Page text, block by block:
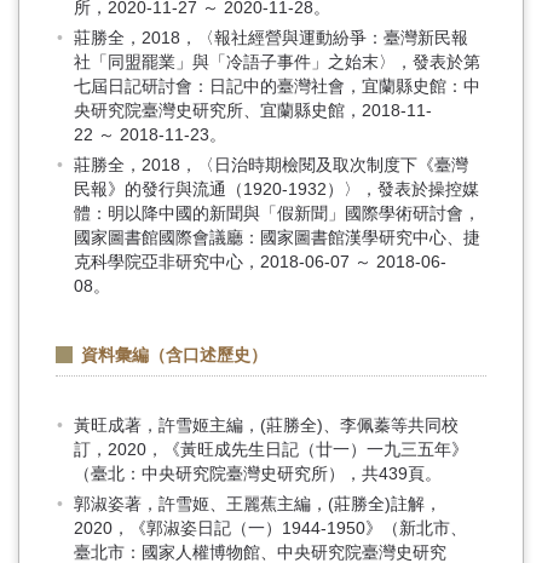
所，2020-11-27 ～ 2020-11-28。
莊勝全，2018，〈報社經營與運動紛爭：臺灣新民報
社「同盟罷業」與「冷語子事件」之始末〉，發表於第
七屆日記研討會：日記中的臺灣社會，宜蘭縣史館：中
央研究院臺灣史研究所、宜蘭縣史館，2018-11-
22 ～ 2018-11-23。
莊勝全，2018，〈日治時期檢閱及取次制度下《臺灣
民報》的發行與流通（1920-1932）〉，發表於操控媒
體：明以降中國的新聞與「假新聞」國際學術研討會，
國家圖書館國際會議廳：國家圖書館漢學研究中心、捷
克科學院亞非研究中心，2018-06-07 ～ 2018-06-
08。
資料彙編（含口述歷史）
黃旺成著，許雪姬主編，(莊勝全)、李佩蓁等共同校
訂，2020，《黃旺成先生日記（廿一）一九三五年》
（臺北：中央研究院臺灣史研究所），共439頁。
郭淑姿著，許雪姬、王麗蕉主編，(莊勝全)註解，
2020，《郭淑姿日記（一）1944-1950》（新北市、
臺北市：國家人權博物館、中央研究院臺灣史研究